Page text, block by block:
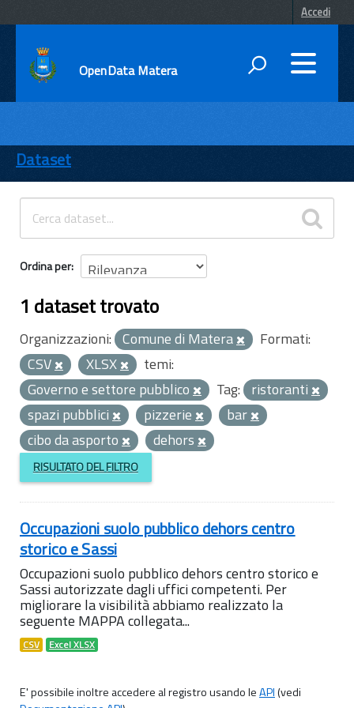
Accedi
OpenData Matera
ENTI
TEMI
INFORMAZIONI
Dataset
Ordina per
1 dataset trovato
Organizzazioni: Comune di Matera
Formati:
CSV
XLSX
temi:
Governo e settore pubblico
Tag: ristoranti
spazi pubblici
pizzerie
bar
cibo da asporto
dehors
RISULTATO DEL FILTRO
Occupazioni suolo pubblico dehors centro
storico e Sassi
Occupazioni suolo pubblico dehors centro storico e
Sassi autorizzate dagli uffici competenti. Per
migliorare la visibilità abbiamo realizzato la
seguente MAPPA collegata...
CSV Excel XLSX
E' possibile inoltre accedere al registro usando leAPI(vedi